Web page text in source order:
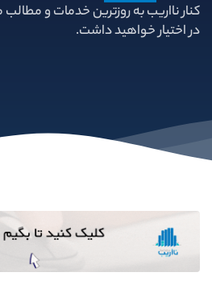
کنار نااریب به روزترین خدمات و مطالب
در اختیار خواهید داشت.